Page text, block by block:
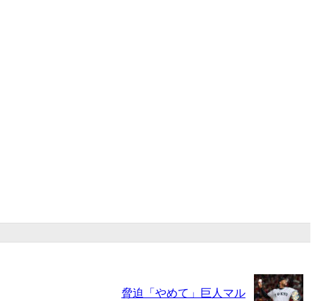
脅迫「やめて」巨人マル